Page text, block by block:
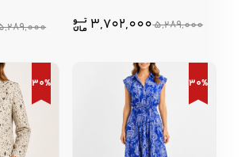
5,289,000
3,702,000
30%
30%